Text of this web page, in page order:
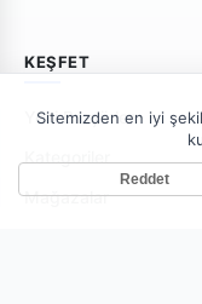
KEŞFET
Yeni Broşürler
Mağazalar
Sitemizden en iyi
Reddet